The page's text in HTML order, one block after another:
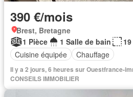
390 €/mois
Brest, Bretagne
1 Pièce
1 Salle de bain
19
Cuisine équipée
Chauffage
Il y a 2 jours, 6 heures sur Ouestfrance-
CONSEILS IMMOBILIER